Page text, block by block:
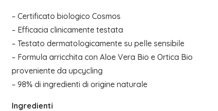
– Certificato biologico Cosmos
– Efficacia clinicamente testata
– Testato dermatologicamente su pelle sensibile
– Formula arricchita con Aloe Vera Bio e Ortica Bio
proveniente da upcycling
– 98% di ingredienti di origine naturale
Ingredienti